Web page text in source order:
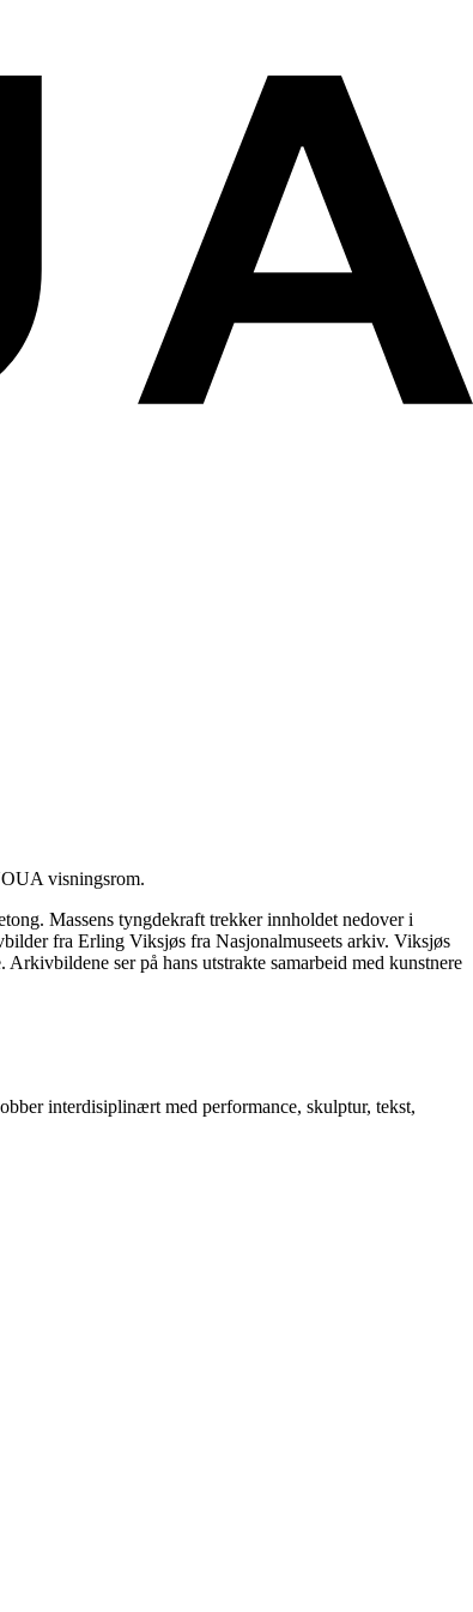
visningsrom.
Massens tyngdekraft trekker innholdet nedover i
fra Erling Viksjøs fra Nasjonalmuseets arkiv. Viksjøs
ser på hans utstrakte samarbeid med kunstnere
interdisiplinært med performance, skulptur, tekst,